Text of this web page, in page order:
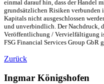
einmal darauf hin, dass der Handel
grundsätzlichen Risiken verbunden
Kapitals nicht ausgeschlossen
und unverbindlich. Der Nachdruck,
Veröffentlichung / Vervielfältigung
FSG Financial Services Group GbR
Zurück
Ingmar Königshofen